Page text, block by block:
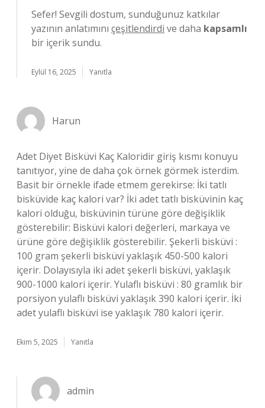
Sefer! Sevgili dostum, sunduğunuz katkılar
yazının anlatımını çeşitlendirdi ve daha kapsamlı
bir içerik sundu.
Eylül 16, 2025 Yanıtla
Harun
Adet Diyet Bisküvi Kaç Kaloridir giriş kısmı konuyu
tanıtıyor, yine de daha çok örnek görmek isterdim.
Basit bir örnekle ifade etmem gerekirse: İki tatlı
bisküvide kaç kalori var? İki adet tatlı bisküvinin kaç
kalori olduğu, bisküvinin türüne göre değişiklik
gösterebilir: Bisküvi kalori değerleri, markaya ve
ürüne göre değişiklik gösterebilir. Şekerli bisküvi :
100 gram şekerli bisküvi yaklaşık 450-500 kalori
içerir. Dolayısıyla iki adet şekerli bisküvi, yaklaşık
900-1000 kalori içerir. Yulaflı bisküvi : 80 gramlık bir
porsiyon yulaflı bisküvi yaklaşık 390 kalori içerir. İki
adet yulaflı bisküvi ise yaklaşık 780 kalori içerir.
Ekim 5, 2025 Yanıtla
admin